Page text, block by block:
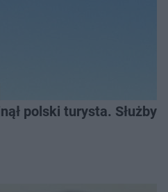
polski turysta. Służby